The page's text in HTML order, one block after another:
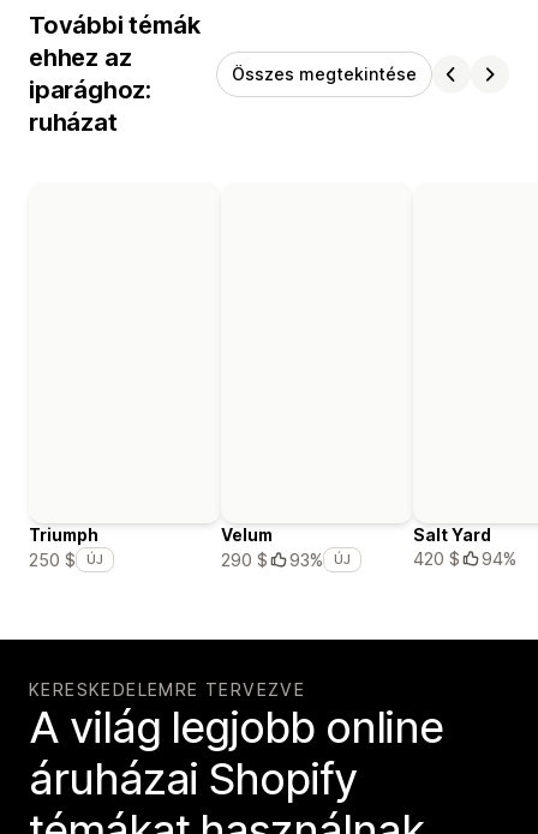
További témák
ehhez az
iparághoz:
ruházat
Összes megtekintése
Triumph
250 $
ÚJ
Velum
290 $
93% ÚJ
Salt Yard
420 $
94%
KERESKEDELEMRE TERVEZVE
A világ legjobb online
áruházai Shopify